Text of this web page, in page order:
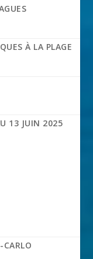
À LA PLAGE
13 JUIN 2025